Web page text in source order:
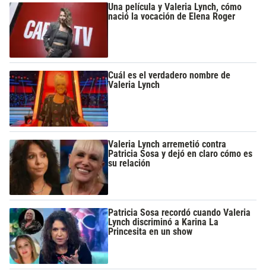
Una película y Valeria Lynch, cómo
nació la vocación de Elena Roger
Cuál es el verdadero nombre de
Valeria Lynch
Valeria Lynch arremetió contra
Patricia Sosa y dejó en claro cómo es
su relación
Patricia Sosa recordó cuando Valeria
Lynch discriminó a Karina La
Princesita en un show